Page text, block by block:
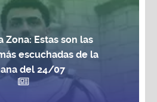
Zona: Estas son las
escuchadas de la
del 24/07